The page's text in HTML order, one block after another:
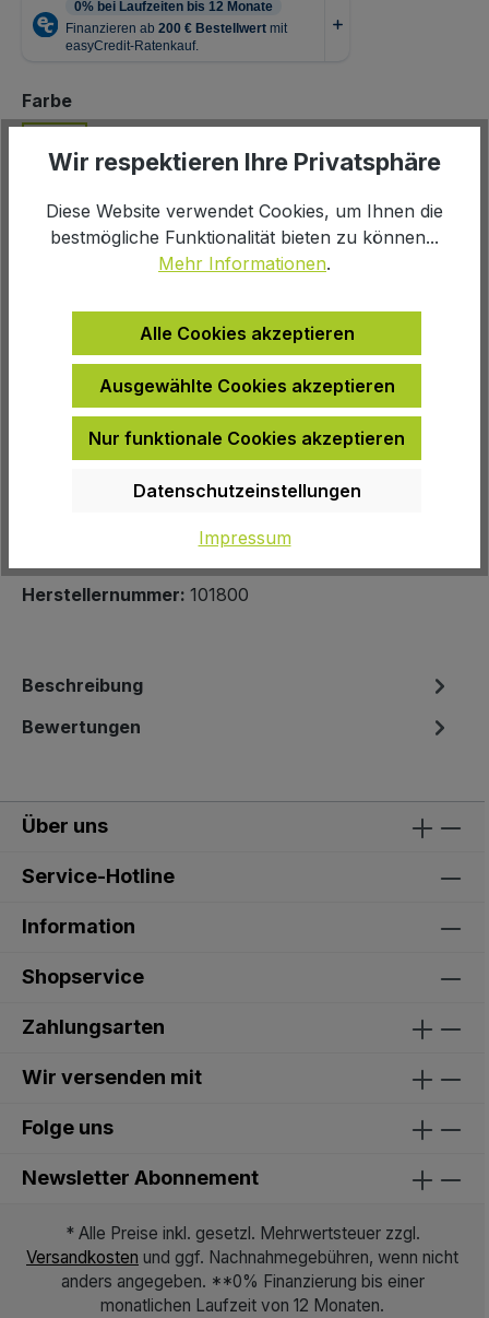
Farbeauswählen
schwarz
Größeauswählen
Produkt Anzahl: Gib denIn den Warenkorb
Herstellernummer: 101800
Beschreibung
Bewertungen
Über uns
Service-Hotline
Information
Shopservice
Zahlungsarten
Wir versenden mit
Folge uns
Newsletter Abonnement
* Alle Preise inkl. gesetzl. Mehrwertsteuer zzgl.
Versandkosten und ggf. Nachnahmegebühren, wenn nicht
anders angegeben. **0% Finanzierung bis einer
monatlichen Laufzeit von 12 Monaten.
Wir respektieren Ihre Privatsphäre
Diese Website verwendet Cookies, um Ihnen die
bestmögliche Funktionalität bieten zu können...
Mehr Informationen.
Alle Cookies akzeptieren
Ausgewählte Cookies akzeptieren
Nur funktionale Cookies akzeptieren
Datenschutzeinstellungen
Impressum